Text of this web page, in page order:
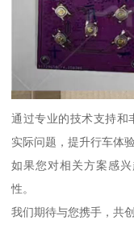
通过专业的技术支持和
实际问题，提升行车体验
如果您对相关方案感
性。
我们期待与您携手，共